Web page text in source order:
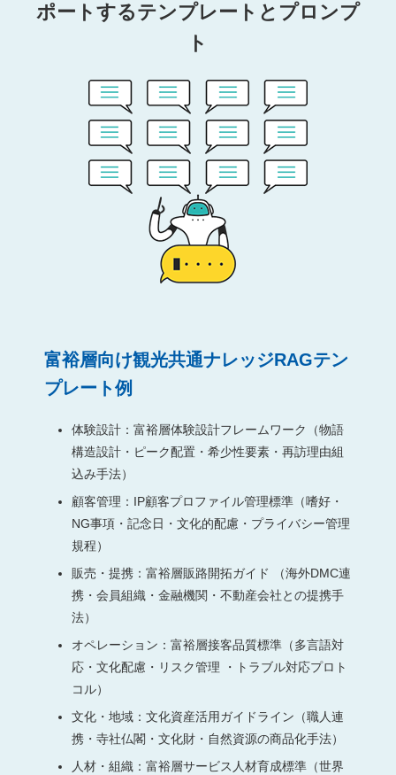
ポートするテンプレートとプロンプ
ト
富裕層向け観光共通ナレッジRAGテン
プレート例
体験設計：富裕層体験設計フレームワーク（物語
構造設計・ピーク配置・希少性要素・再訪理由組
込み手法）
顧客管理：IP顧客プロファイル管理標準（嗜好・
NG事項・記念日・文化的配慮・プライバシー管理
規程）
販売・提携：富裕層販路開拓ガイド （海外DMC連
携・会員組織・金融機関・不動産会社との提携手
法）
オペレーション：富裕層接客品質標準（多言語対
応・文化配慮・リスク管理 ・トラブル対応プロト
コル）
文化・地域：文化資産活用ガイドライン（職人連
携・寺社仏閣・文化財・自然資源の商品化手法）
人材・組織：富裕層サービス人材育成標準（世界